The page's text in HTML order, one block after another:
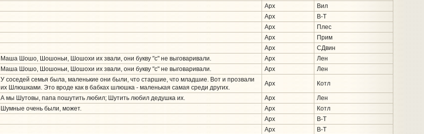
Арх
Вил
Арх
В-Т
Арх
Плес
Арх
Прим
Арх
СДвин
Маша Шошо, Шошоньи, Шошохи их звали, они букву "с" не выговаривали. Арх
Лен
Маша Шошо, Шошоньи, Шошохи их звали, они букву "с" не выговаривали. Арх Лен
У соседей семья была, маленькие они были, что старшие, что младшие. Вот и прозвали
их Шлюшками. Это вроде как в бабках шлюшка - маленькая самая среди других.
Арх Котл
А мы Шутовы, папа пошутить любил; Шутить любил дедушка их. Арх
Лен
Шумные очень были, может. Арх
Котл
Арх
В-Т
Арх
В-Т